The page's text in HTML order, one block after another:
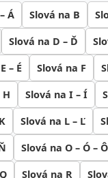
Á Slová na B
Slová na D – Ď
– É Slová na F
H Slová na I – Í
Slová na L – Ľ
Slová na O – Ó – Ô
Slová na R